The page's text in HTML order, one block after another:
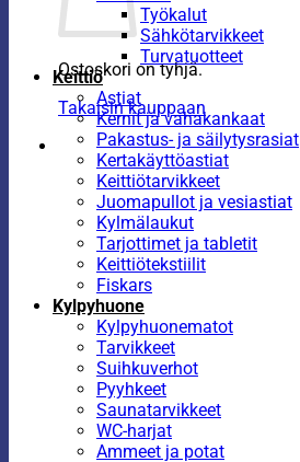
Ostoskori on tyhjä.
Takaisin kauppaan
Työkalut
Sähkötarvikkeet
Turvatuotteet
Keittiö
Astiat
Kernit ja vahakankaat
Pakastus- ja säilytysrasiat
Kertakäyttöastiat
Keittiötarvikkeet
Juomapullot ja vesiastiat
Kylmälaukut
Tarjottimet ja tabletit
Keittiötekstiilit
Fiskars
Kylpyhuone
Kylpyhuonematot
Tarvikkeet
Suihkuverhot
Pyyhkeet
Saunatarvikkeet
WC-harjat
Ammeet ja potat